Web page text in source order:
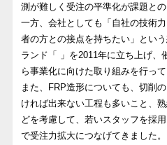
測が難しく受注の平準化が課題との
一方、会社としても「自社の技術
者の方との接点を持ちたい」とい
ランド「 」を2011年に立ち上げ、
ら事業化に向けた取り組みを行って
また、FRP造形についても、切削
ければ出来ない工程も多いこと、
どを考慮して、若いスタッフを採
で受注力拡大につなげてきました。